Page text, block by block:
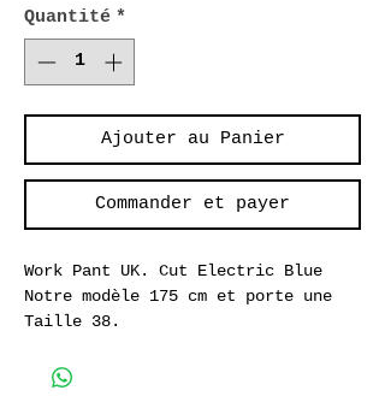
Quantité *
Ajouter au Panier
Commander et payer
Work Pant UK. Cut Electric Blue
Notre modèle 175 cm et porte une
Taille 38.
Cut Electric Blue